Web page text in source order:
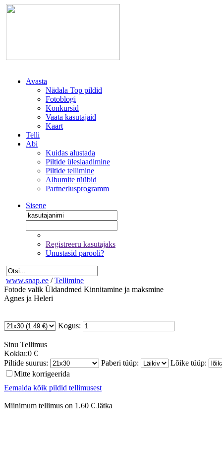
Avasta
Nädala Top pildid
Fotoblogi
Konkursid
Vaata kasutajaid
Kaart
Telli
Abi
Kuidas alustada
Piltide üleslaadimine
Piltide tellimine
Albumite tüübid
Partnerlusprogramm
Sisene
Registreeru kasutajaks
Unustasid parooli?
www.snap.ee / Tellimine
Fotode valik Üldandmed Kinnitamine ja maksmine
Agnes ja Heleri
Kogus:
Sinu Tellimus
Kokku:0 €
Piltide suurus:
Paberi tüüp:
Lõike tüüp:
Mitte korrigeerida
Eemalda kõik pildid tellimusest
Miinimum tellimus on 1.60 € Jätka